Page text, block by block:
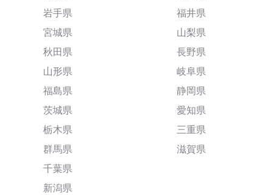
岩手県
宮城県
秋田県
山形県
福島県
茨城県
栃木県
群馬県
千葉県
新潟県
福井県
山梨県
長野県
岐阜県
静岡県
愛知県
三重県
滋賀県